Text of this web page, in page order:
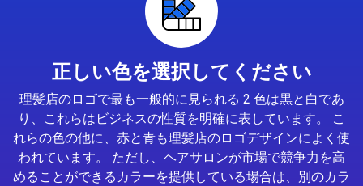
正しい色を選択してください
理髪店のロゴで最も一般的に見られる 2 色は黒と白であ
り、これらはビジネスの性質を明確に表しています。 こ
れらの色の他に、赤と青も理髪店のロゴデザインによく使
われています。 ただし、ヘアサロンが市場で競争力を高
めることができるカラーを提供している場合は、別のカラ